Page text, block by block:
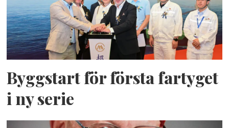
Byggstart för första fartyget
i ny serie